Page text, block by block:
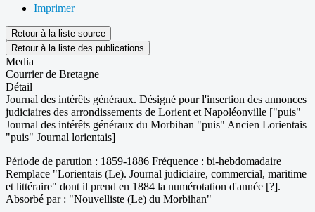
Imprimer
Retour à la liste source
Retour à la liste des publications
Media
Courrier de Bretagne
Détail
Journal des intérêts généraux. Désigné pour l'insertion des annonces
judiciaires des arrondissements de Lorient et Napoléonville ["puis"
Journal des intérêts généraux du Morbihan "puis" Ancien Lorientais
"puis" Journal lorientais]
Période de parution : 1859-1886 Fréquence : bi-hebdomadaire
Remplace "Lorientais (Le). Journal judiciaire, commercial, maritime
et littéraire" dont il prend en 1884 la numérotation d'année [?].
Absorbé par : "Nouvelliste (Le) du Morbihan"